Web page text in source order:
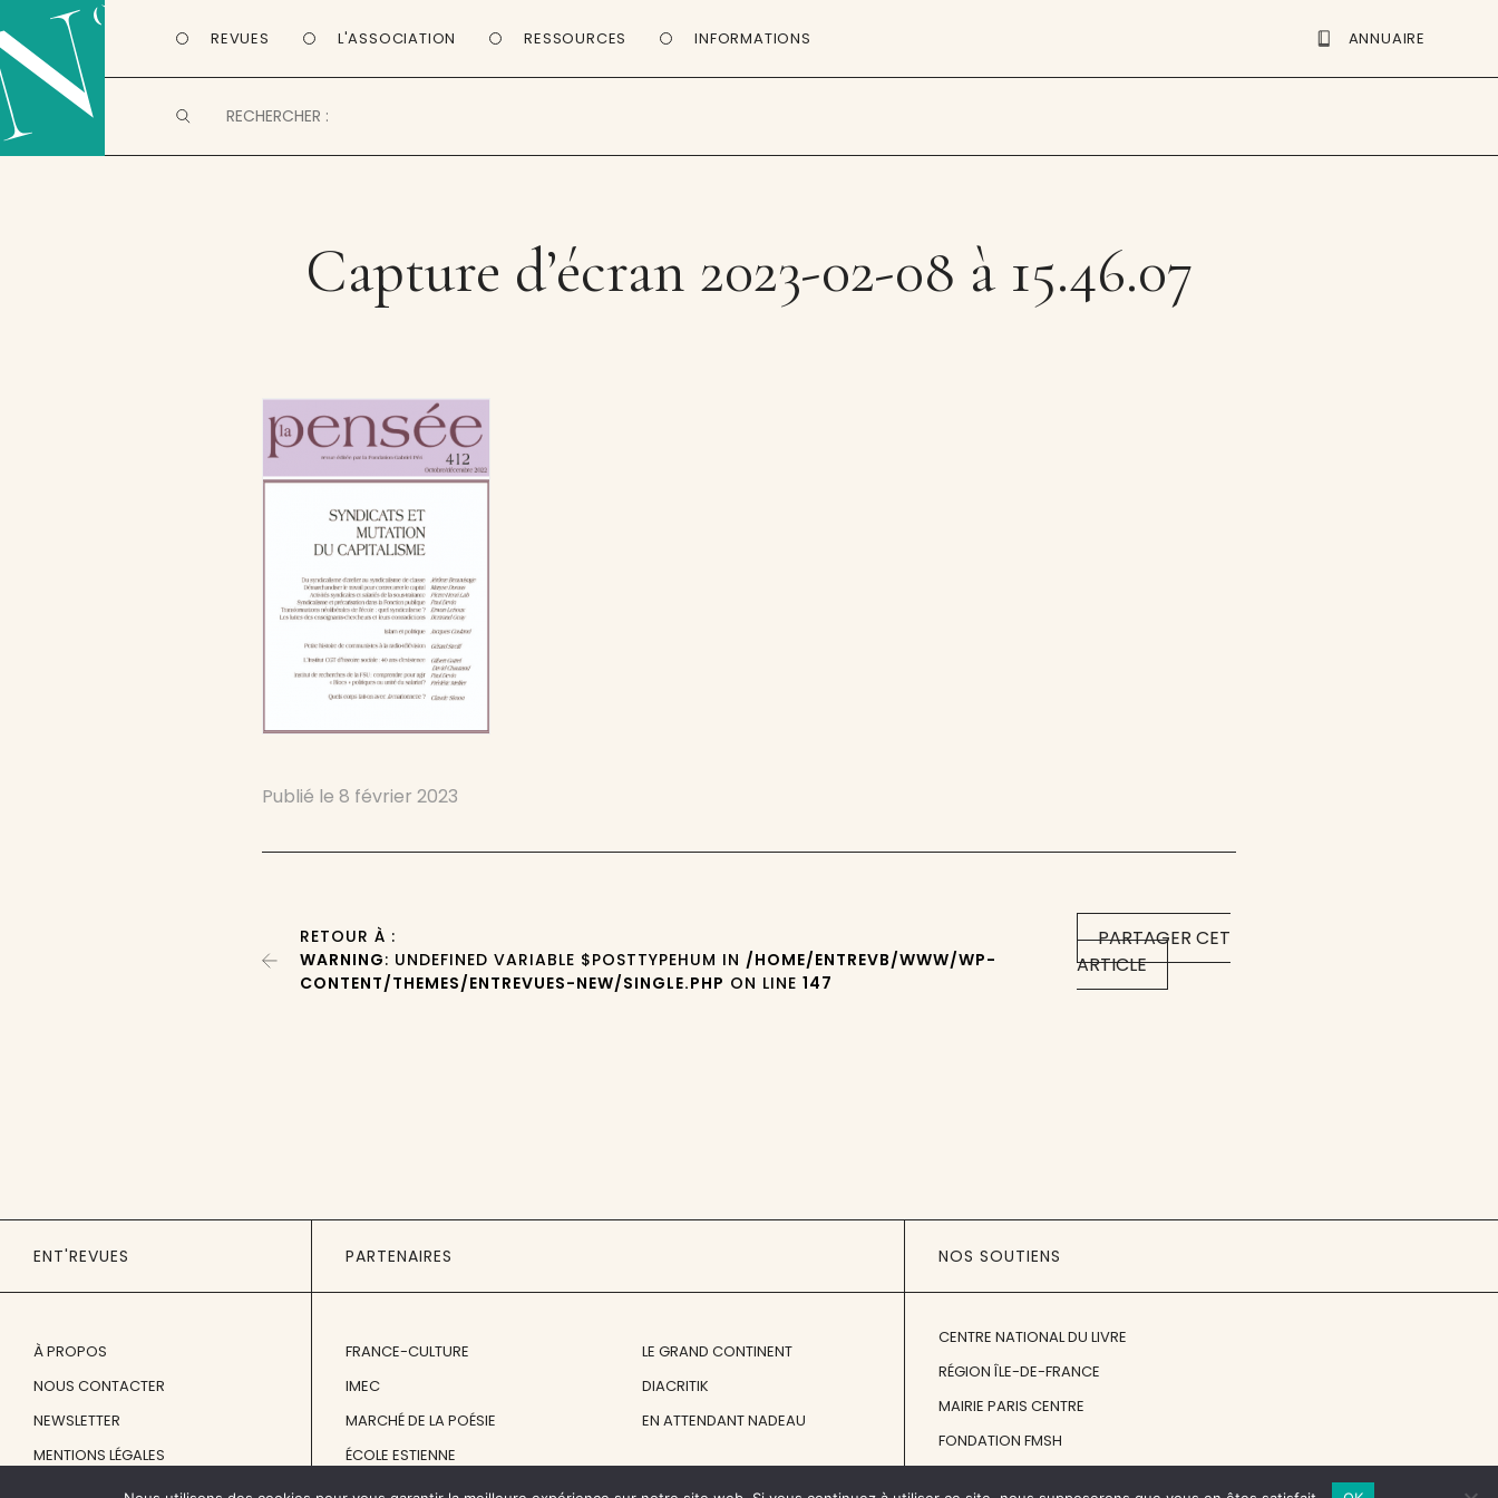
REVUES L'ASSOCIATION RESSOURCES INFORMATIONS ANNUAIRE
Capture d’écran 2023-02-08 à 15.46.07
Publié le8 février 2023
PARTAGER CET
ARTICLE
RETOUR À :
WARNING: UNDEFINED VARIABLE $POSTTYPEHUM IN /HOME/ENTREVB/WWW/WP-
CONTENT/THEMES/ENTREVUES-NEW/SINGLE.PHP ON LINE147
ENT'REVUES
À PROPOS
NOUS CONTACTER
NEWSLETTER
MENTIONS LÉGALES
PARTENAIRES
FRANCE-CULTURE
IMEC
MARCHÉ DE LA POÉSIE
ÉCOLE ESTIENNE
LE GRAND CONTINENT
DIACRITIK
EN ATTENDANT NADEAU
NOS SOUTIENS
CENTRE NATIONAL DU LIVRE
RÉGION ÎLE-DE-FRANCE
MAIRIE PARIS CENTRE
FONDATION FMSH